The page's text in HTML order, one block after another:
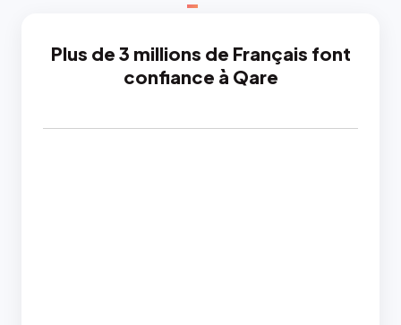
Plus de 3 millions de Français font
confiance à Qare